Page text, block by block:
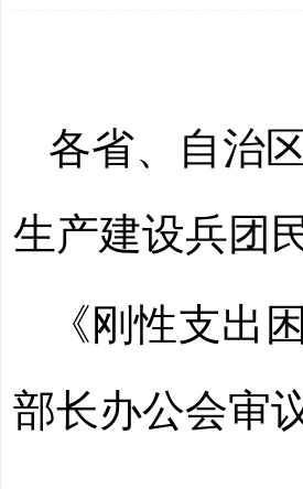
各省、自治
生产建设兵团
《刚性支出
部长办公会审